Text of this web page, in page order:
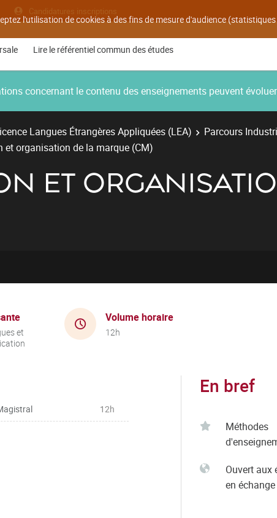
l'utilisation de cookies à des fins de mesure d'audience
Candidatures inscriptions
Lire le référentiel commun des études
concernant le contenu des enseignements peuvent
Langues Étrangères Appliquées (LEA)
Parcours
et organisation de la marque (CM)
ET
et
Volume horaire
12h
12h
En bref
Méthodes
Ouvert aux
en échange